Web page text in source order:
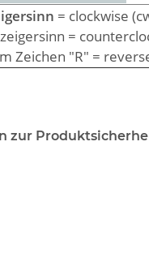
= clockwise
=
Zeichen "R" =
zur